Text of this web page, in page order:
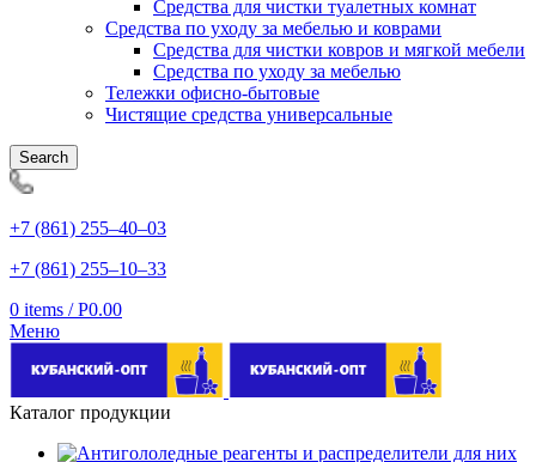
Средства для чистки туалетных комнат
Средства по уходу за мебелью и коврами
Средства для чистки ковров и мягкой мебели
Средства по уходу за мебелью
Тележки офисно-бытовые
Чистящие средства универсальные
Search
+7 (861) 255‒40‒03
+7 (861) 255‒10‒33
0 items / Р0.00
Меню
Каталог продукции